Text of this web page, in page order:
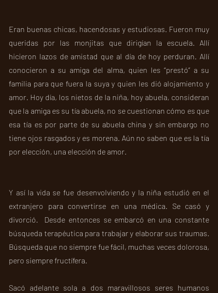
Eran buenas chicas, hacendosas y estudiosas. Fueron muy
queridas por las monjitas que dirigían la escuela. Allí
hicieron lazos de amistad que al día de hoy perduran. Allí
conocieron a su amiga del alma, quien les “prestó” a su
familia para que fuera la suya y quien les dió alojamiento y
amor. Hoy día, los nietos de la niña, hoy abuela, consideran
que la amiga es su tía abuela, no se cuestionan cómo es que
esa tía es por parte de su abuela china y sin embargo no
tiene ojos rasgados y es morena. Aún no saben que es la tía
por elección, una elección de amor.
Y así la vida se fue desenvolviendo y la niña estudió en el
extranjero para convertirse en una médica. Se casó y
divorció.  Desde entonces se embarcó en una constante
búsqueda terapéutica para trabajar y elaborar sus traumas.
Búsqueda que no siempre fue fácil, muchas veces dolorosa,
pero siempre fructífera.
Sacó adelante sola a dos maravillosos seres humanos